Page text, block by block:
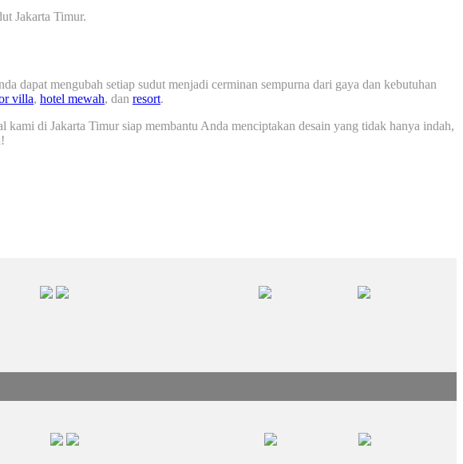
Jakarta Timur.
dapat mengubah setiap sudut menjadi cerminan sempurna dari gaya dan kebutuhan
villa, hotel mewah, dan resort.
di Jakarta Timur siap membantu Anda menciptakan desain yang tidak hanya indah,